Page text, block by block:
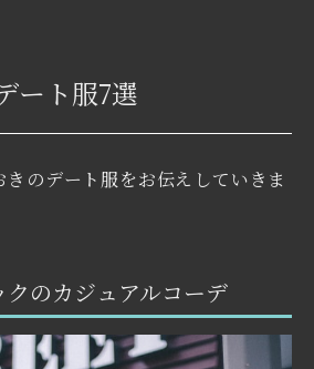
ート服7選
のデート服をお伝えしていきま
クのカジュアルコーデ